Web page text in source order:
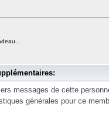
messages de cette
générales pour ce